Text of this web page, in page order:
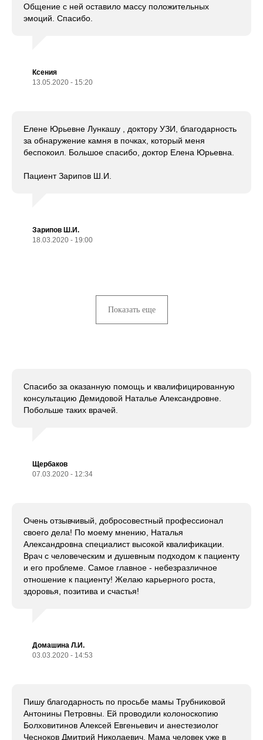
Общение с ней оставило массу положительных
эмоций. Спасибо.
Ксения
13.05.2020 - 15:20
Елене Юрьевне Лункашу , доктору УЗИ, благодарность
за обнаружение камня в почках, который меня
беспокоил. Большое спасибо, доктор Елена Юрьевна.
Пациент Зарипов Ш.И.
Зарипов Ш.И.
18.03.2020 - 19:00
Показать еще
Спасибо за оказанную помощь и квалифицированную
консультацию Демидовой Наталье Александровне.
Побольше таких врачей.
Щербаков
07.03.2020 - 12:34
Очень отзывчивый, добросовестный профессионал
своего дела! По моему мнению, Наталья
Александровна специалист высокой квалификации.
Врач с человеческим и душевным подходом к пациенту
и его проблеме. Самое главное - небезразличное
отношение к пациенту! Желаю карьерного роста,
здоровья, позитива и счастья!
Домашина Л.И.
03.03.2020 - 14:53
Пишу благодарность по просьбе мамы Трубниковой
Антонины Петровны. Ей проводили колоноскопию
Болховитинов Алексей Евгеньевич и анестезиолог
Чесноков Дмитрий Николаевич. Мама человек уже в